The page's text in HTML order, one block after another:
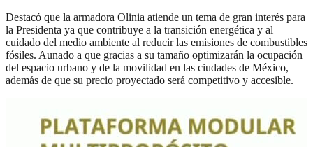
Destacó que la armadora Olinia atiende un tema de gran interés para
la Presidenta ya que contribuye a la transición energética y al
cuidado del medio ambiente al reducir las emisiones de combustibles
fósiles. Aunado a que gracias a su tamaño optimizarán la ocupación
del espacio urbano y de la movilidad en las ciudades de México,
además de que su precio proyectado será competitivo y accesible.